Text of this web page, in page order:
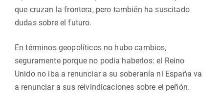
que cruzan la frontera, pero también ha suscitado
dudas sobre el futuro.
En términos geopolíticos no hubo cambios,
seguramente porque no podía haberlos: el Reino
Unido no iba a renunciar a su soberanía ni España va
a renunciar a sus reivindicaciones sobre el peñón.